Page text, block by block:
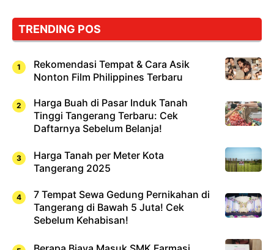
Cuma
Sushi!
TRENDING POS
Rekomendasi Tempat & Cara Asik
Nonton Film Philippines Terbaru
Harga Buah di Pasar Induk Tanah
Tinggi Tangerang Terbaru: Cek
Daftarnya Sebelum Belanja!
Harga Tanah per Meter Kota
Tangerang 2025
7 Tempat Sewa Gedung Pernikahan di
Tangerang di Bawah 5 Juta! Cek
Sebelum Kehabisan!